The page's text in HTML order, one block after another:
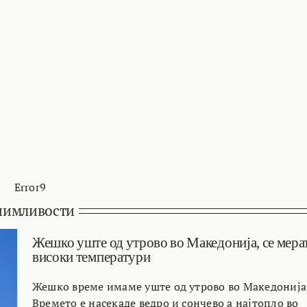
Error9
Жешко уште од утрово во Македонија, се
високи температури
Жешко време имаме уште од утрово во
Времето е насекаде ведро и сончево а најтопло во